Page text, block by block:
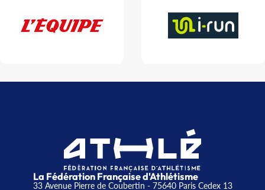
La Fédération Française d'Athlétisme
33 Avenue Pierre de Coubertin - 75640 Paris Cedex 13